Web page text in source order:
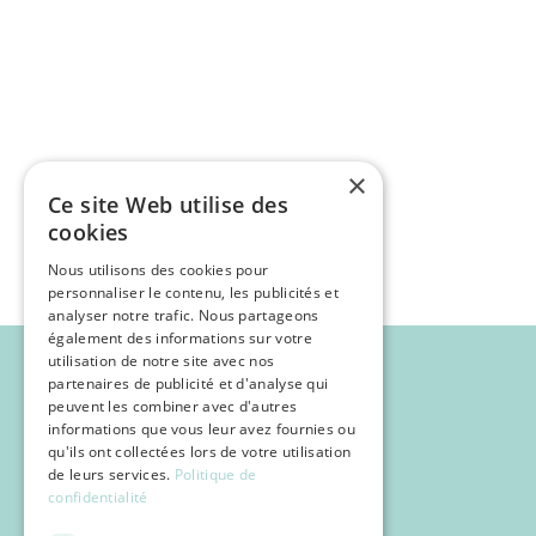
×
Ce site Web utilise des
cookies
Nous utilisons des cookies pour
personnaliser le contenu, les publicités et
analyser notre trafic. Nous partageons
également des informations sur votre
utilisation de notre site avec nos
partenaires de publicité et d'analyse qui
peuvent les combiner avec d'autres
informations que vous leur avez fournies ou
qu'ils ont collectées lors de votre utilisation
de leurs services. Politique de
confidentialité